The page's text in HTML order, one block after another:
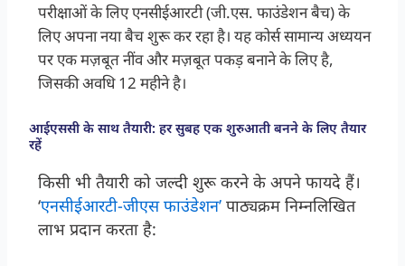
परीक्षाओं के लिए एनसीईआरटी (जी.एस. फाउंडेशन बैच) के
लिए अपना नया बैच शुरू कर रहा है। यह कोर्स सामान्य अध्ययन
पर एक मज़बूत नींव और मज़बूत पकड़ बनाने के लिए है,
जिसकी अवधि 12 महीने है।
आईएससी के साथ तैयारी: हर सुबह एक शुरुआती बनने के लिए तैयार
रहें
किसी भी तैयारी को जल्दी शुरू करने के अपने फायदे हैं।
‘एनसीईआरटी-जीएस फाउंडेशन’ पाठ्यक्रम निम्नलिखित
लाभ प्रदान करता है: